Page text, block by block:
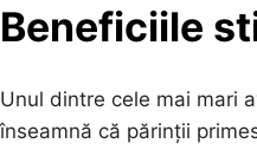
Beneficiile
Unul dintre cele mai mari
înseamnă că părinții